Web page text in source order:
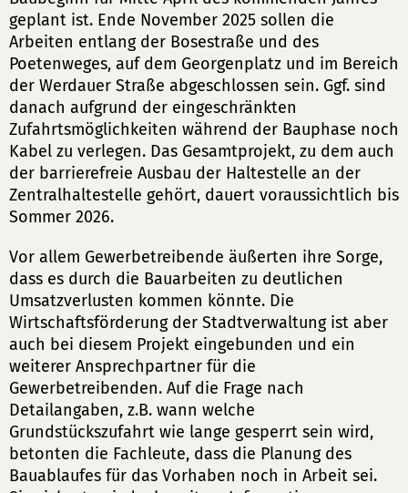
geplant ist. Ende November 2025 sollen die
Arbeiten entlang der Bosestraße und des
Poetenweges, auf dem Georgenplatz und im Bereich
der Werdauer Straße abgeschlossen sein. Ggf. sind
danach aufgrund der eingeschränkten
Zufahrtsmöglichkeiten während der Bauphase noch
Kabel zu verlegen. Das Gesamtprojekt, zu dem auch
der barrierefreie Ausbau der Haltestelle an der
Zentralhaltestelle gehört, dauert voraussichtlich bis
Sommer 2026.
Vor allem Gewerbetreibende äußerten ihre Sorge,
dass es durch die Bauarbeiten zu deutlichen
Umsatzverlusten kommen könnte. Die
Wirtschaftsförderung der Stadtverwaltung ist aber
auch bei diesem Projekt eingebunden und ein
weiterer Ansprechpartner für die
Gewerbetreibenden. Auf die Frage nach
Detailangaben, z.B. wann welche
Grundstückszufahrt wie lange gesperrt sein wird,
betonten die Fachleute, dass die Planung des
Bauablaufes für das Vorhaben noch in Arbeit sei.